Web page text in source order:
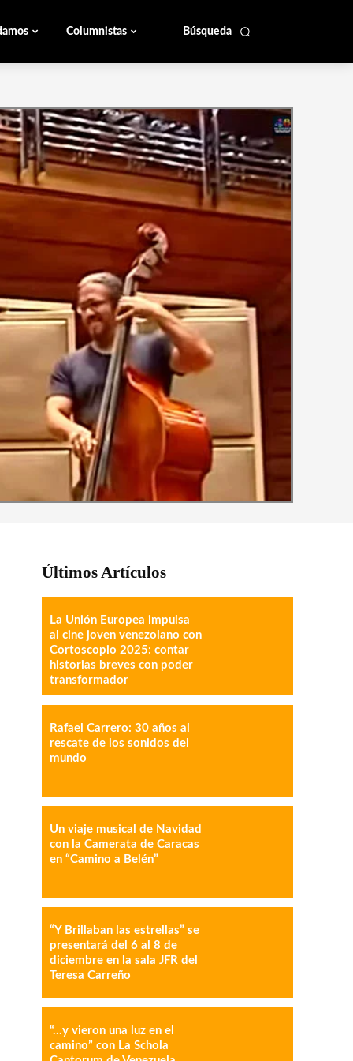
Búsqueda
Columnistas
IMPRESIÓN COPY URL
Últimos Artículos
La Unión Europea impulsa
al cine joven venezolano con
Cortoscopio 2025: contar
historias breves con poder
transformador
Rafael Carrero: 30 años al
rescate de los sonidos del
mundo
Un viaje musical de Navidad
con la Camerata de Caracas
en “Camino a Belén”
“Y Brillaban las estrellas” se
presentará del 6 al 8 de
diciembre en la sala JFR del
Teresa Carreño
“…y vieron una luz en el
camino” con La Schola